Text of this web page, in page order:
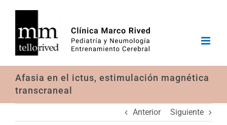
contenido
Afasia en el ictus, estimulación magnética
transcraneal
Anterior Siguiente